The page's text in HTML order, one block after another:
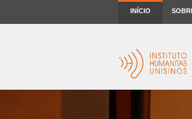
INÍCIO